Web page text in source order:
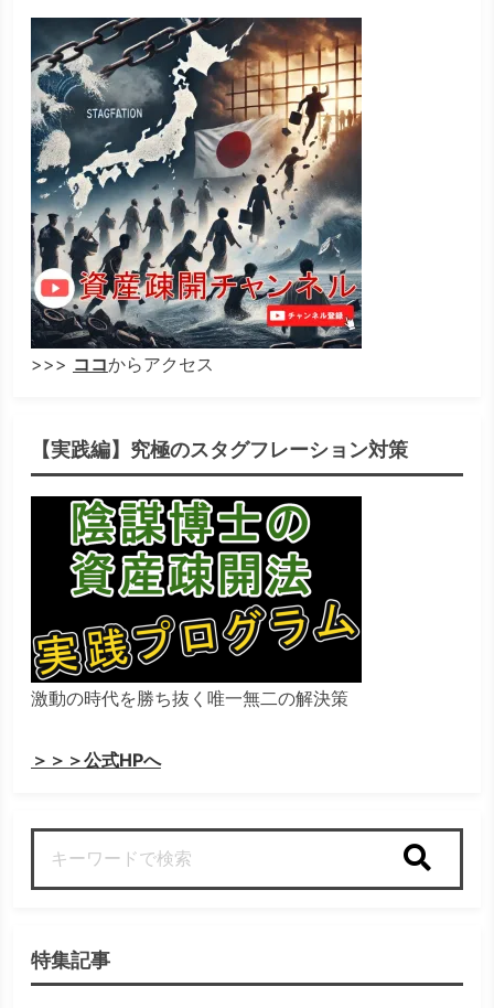
>>> ココからアクセス
【実践編】究極のスタグフレーション対策
激動の時代を勝ち抜く唯一無二の解決策
＞＞＞公式HPへ
特集記事